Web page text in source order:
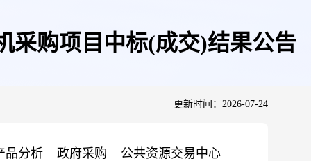
采购项目中标(成交)结果公告
更新时间：2026-07-24
品分析 政府采购 公共资源交易中心